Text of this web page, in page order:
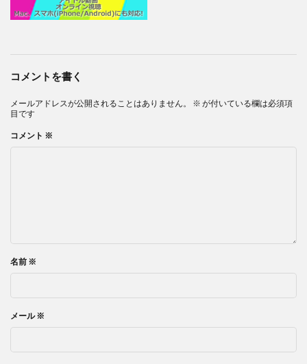
コメントを書く
メールアドレスが公開されることはありません。 ※ が付いている欄は必須項
目です
コメント ※
名前 ※
メール※